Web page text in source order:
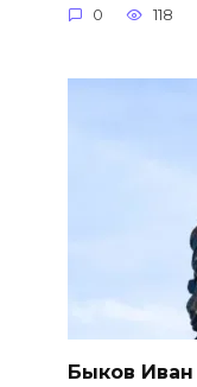
0 118
Быков